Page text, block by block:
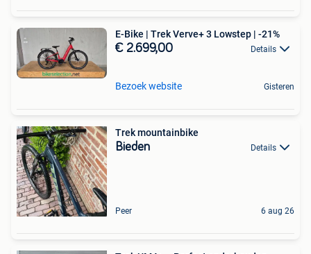
E-Bike | Trek Verve+ 3 Lowstep | -21%
€ 2.699,00 Details
Bezoek website Gisteren
Trek mountainbike
Bieden Details
Peer 6 aug 26